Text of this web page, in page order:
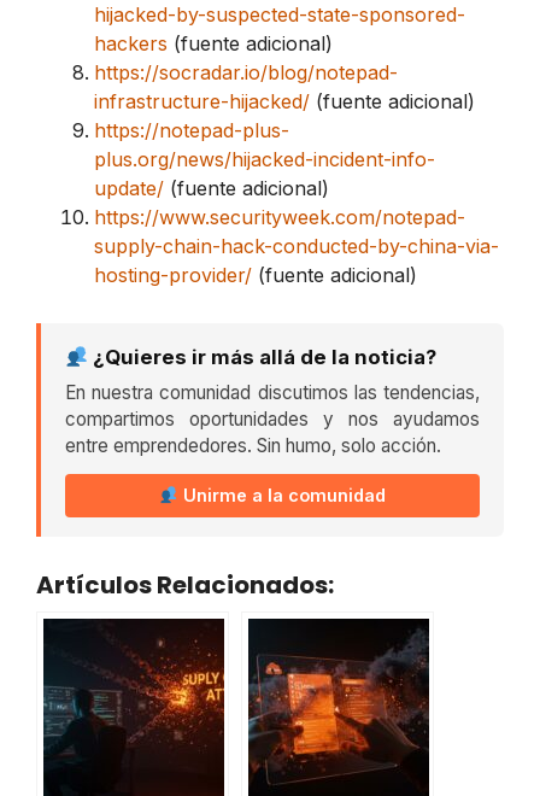
hijacked-by-suspected-state-sponsored-
hackers (fuente adicional)
https://socradar.io/blog/notepad-
infrastructure-hijacked/ (fuente adicional)
https://notepad-plus-
plus.org/news/hijacked-incident-info-
update/ (fuente adicional)
https://www.securityweek.com/notepad-
supply-chain-hack-conducted-by-china-via-
hosting-provider/ (fuente adicional)
¿Quieres ir más allá de la noticia?
En nuestra comunidad discutimos las tendencias,
compartimos oportunidades y nos ayudamos
entre emprendedores. Sin humo, solo acción.
Unirme a la comunidad
Artículos Relacionados: